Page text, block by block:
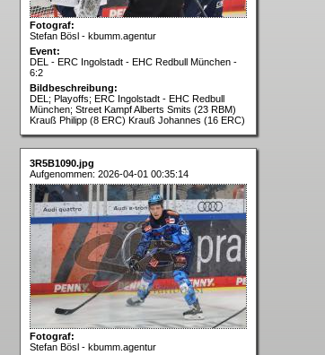
Fotograf:
Stefan Bösl - kbumm.agentur
Event:
DEL - ERC Ingolstadt - EHC Redbull München -
6:2
Bildbeschreibung:
DEL; Playoffs; ERC Ingolstadt - EHC Redbull
München; Street Kampf Alberts Smits (23 RBM)
Krauß Philipp (8 ERC) Krauß Johannes (16 ERC)
3R5B1090.jpg
Aufgenommen: 2026-04-01 00:35:14
Fotograf:
Stefan Bösl - kbumm.agentur